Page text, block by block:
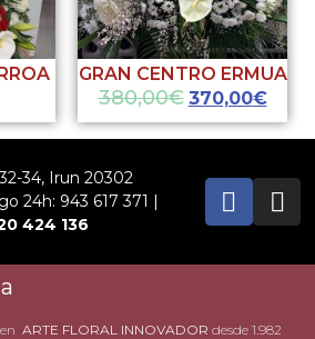
GRAN CENTRO ERMUA
380,00€ 370,00€
34, Irun 20302
24h: 943 617 371 |
424 136
ARTE FLORAL INNOVADOR desde 1.982